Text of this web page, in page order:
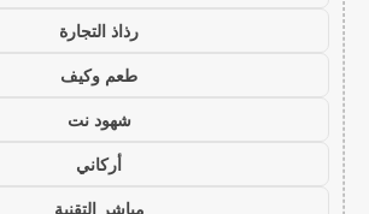
رذاذ التجارة
طعم وكيف
شهود نت
أركاني
مباشر التقنية